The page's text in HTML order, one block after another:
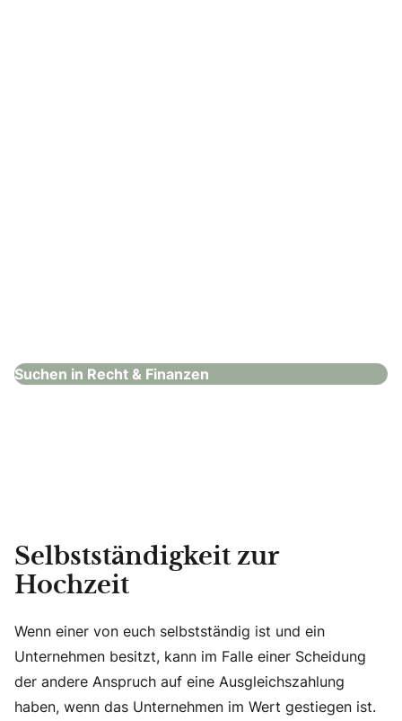
Suchen in Recht & Finanzen
Selbstständigkeit zur
Hochzeit
Wenn einer von euch selbstständig ist und ein
Unternehmen besitzt, kann im Falle einer Scheidung
der andere Anspruch auf eine Ausgleichszahlung
haben, wenn das Unternehmen im Wert gestiegen ist.